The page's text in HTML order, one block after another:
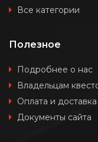
Все категории
Полезное
Подробнее о нас
Владельцам
Оплата и доставка
Документы сайта